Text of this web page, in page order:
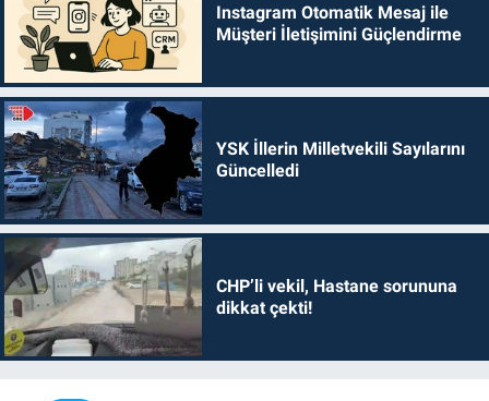
Instagram Otomatik Mesaj ile
Müşteri İletişimini Güçlendirme
YSK İllerin Milletvekili Sayılarını
Güncelledi
CHP’li vekil, Hastane sorununa
dikkat çekti!